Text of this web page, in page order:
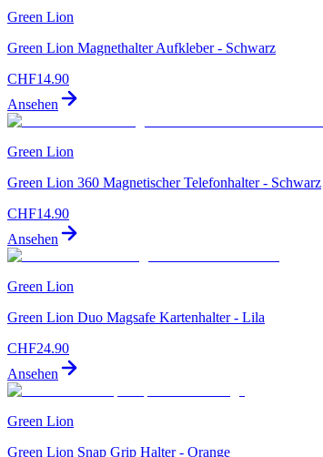
Green Lion
Green Lion Magnethalter Aufkleber - Schwarz
CHF14.90
Ansehen
Green Lion
Green Lion 360 Magnetischer Telefonhalter - Schwarz
CHF14.90
Ansehen
Green Lion
Green Lion Duo Magsafe Kartenhalter - Lila
CHF24.90
Ansehen
Green Lion
Green Lion Snap Grip Halter - Orange